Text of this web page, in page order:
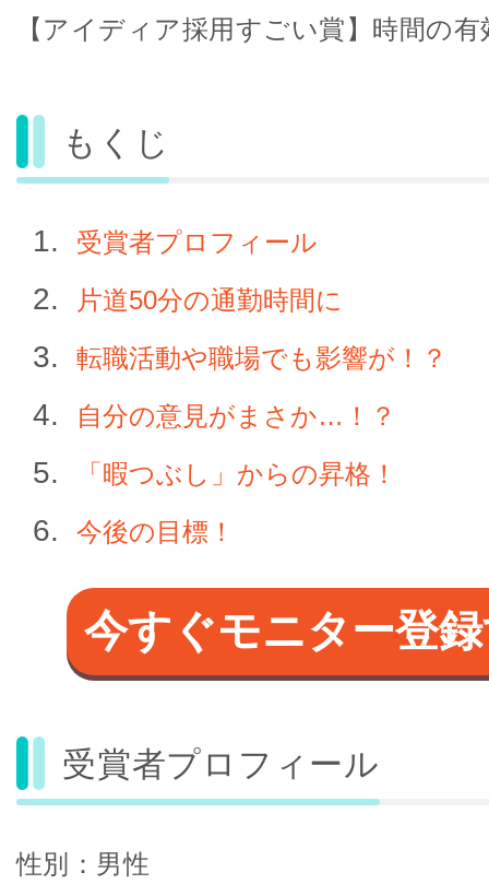
【アイディア採用すごい賞】時間の有
もくじ
受賞者プロフィール
片道50分の通勤時間に
転職活動や職場でも影響が！？
自分の意見がまさか…！？
「暇つぶし」からの昇格！
今後の目標！
今すぐモニター登
受賞者プロフィール
性別：男性